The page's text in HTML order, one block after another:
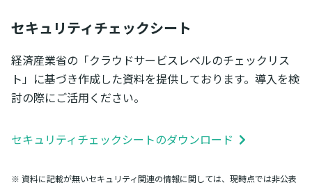
セキュリティチェックシート
経済産業省の「クラウドサービスレベルのチェックリス
ト」に基づき作成した資料を提供しております。導入を検
討の際にご活用ください。
セキュリティチェックシートのダウンロード
※ 資料に記載が無いセキュリティ関連の情報に関しては、現時点では非公表